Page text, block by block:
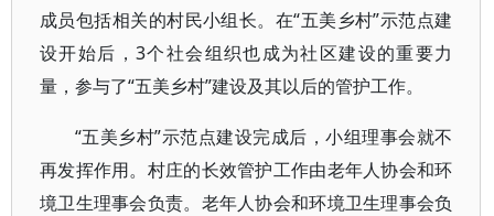
成员包括相关的村民小组长。在“五美乡村”示范点建
设开始后，3个社会组织也成为社区建设的重要力
量，参与了“五美乡村”建设及其以后的管护工作。
“五美乡村”示范点建设完成后，小组理事会就不
再发挥作用。村庄的长效管护工作由老年人协会和环
境卫生理事会负责。老年人协会和环境卫生理事会负